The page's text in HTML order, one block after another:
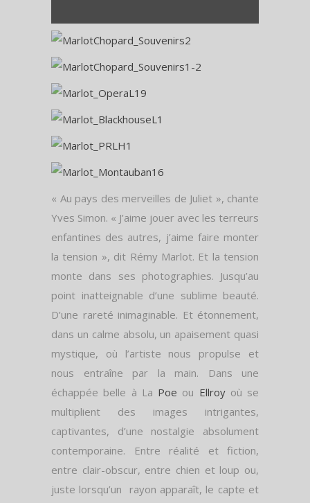
« Au pays des merveilles de Juliet », chante
Yves Simon. « J’aime jouer avec les terreurs
enfantines des autres, j’aime faire monter
la tension », dit Rémy Marlot. Et la tension
monte dans ses photographies. Jusqu’au
point inatteignable d’une sublime beauté.
D’une rareté inimaginable. Et étonnement,
dans un calme absolu, un apaisement quasi
mystique, où l’artiste nous propulse et
nous entraîne par la main. Dans une
échappée belle à La Poe ou Ellroyoù se
multiplient des images intrigantes,
captivantes, d’une nostalgie absolument
contemporaine. Entre réalité et fiction,
entre clair-obscur, entre chien et loup ou,
juste lorsqu’un rayon apparaît, le capte et